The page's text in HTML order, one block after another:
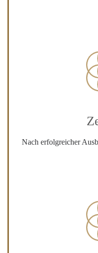
Nach erfolgreicher